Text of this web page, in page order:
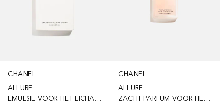
CHANEL
ALLURE
EMULSIE VOOR HET LICHAAM
CHANEL
ALLURE
ZACHT PARFUM VOOR HET HAAR